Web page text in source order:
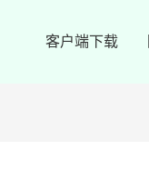
客户端下载